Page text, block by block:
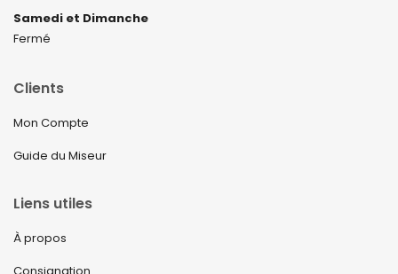
Samedi et Dimanche
Fermé
Clients
Mon Compte
Guide du Miseur
Liens utiles
À propos